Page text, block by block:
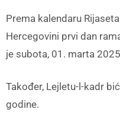
Prema kalendaru
Hercegovini prvi dan
je subota, 01. marta
Također, Lejletu-l-kadr
godine.